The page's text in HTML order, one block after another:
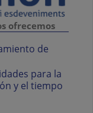
ofrecemos
de
para la
y el tiempo